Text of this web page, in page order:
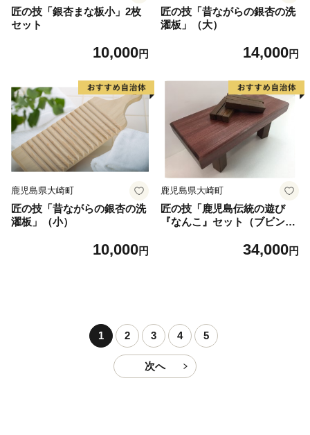
匠の技「銀杏まな板小」2枚
セット
10,000円
匠の技「昔ながらの銀杏の洗
濯板」（大）
14,000円
鹿児島県大崎町
匠の技「昔ながらの銀杏の洗
濯板」（小）
10,000円
鹿児島県大崎町
匠の技「鹿児島伝統の遊び
『なんこ』セット（ブビンガ
34,000円
1 2 3 4 5
次へ